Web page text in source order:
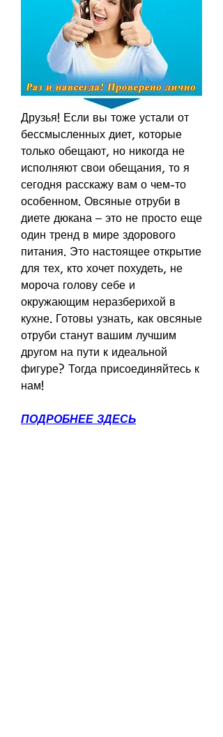
Друзья! Если вы тоже устали от
бессмысленных диет, которые
только обещают, но никогда не
исполняют свои обещания, то я
сегодня расскажу вам о чем-то
особенном. Овсяные отруби в
диете дюкана – это не просто еще
один тренд в мире здорового
питания. Это настоящее открытие
для тех, кто хочет похудеть, не
мороча голову себе и
окружающим неразберихой в
кухне. Готовы узнать, как овсяные
отруби станут вашим лучшим
другом на пути к идеальной
фигуре? Тогда присоединяйтесь к
нам!
ПОДРОБНЕЕ ЗДЕСЬ